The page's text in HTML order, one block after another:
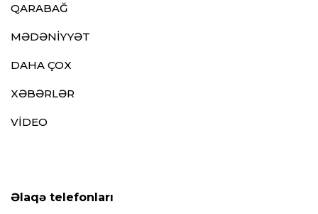
QARABAĞ
MƏDƏNİYYƏT
DAHA ÇOX
XƏBƏRLƏR
VİDEO
Əlaqə telefonları